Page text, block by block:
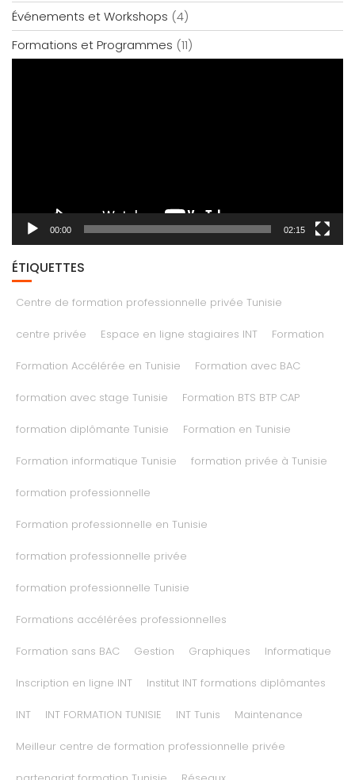
Événements et Workshops (4)
Formations et Programmes (11)
00:00 02:15
ÉTIQUETTES
Centre de formation professionnelle privée Tunisie
centre privée Espace en ligne stagiaires INT Formation
Formation Accélérée en Tunisie Formation avec BAC
formation avec stage Tunisie Formation BTS BTP CAP
formation diplômante Tunisie Formation en Tunisie
Formation informatique Tunisie formation privée à Tunisie
formation professionnelle
Formation professionnelle en Tunisie
formation professionnelle privée
formation professionnelle Tunisie
Formations accélérées professionnelles
Formation sans BAC Gestion Graphiques Informatique
Inscription en ligne INT Institut INT formations diplômantes
INT INT FORMATION TUNISIE INT Tunis Maintenance
Meilleur centre de formation professionnelle privée